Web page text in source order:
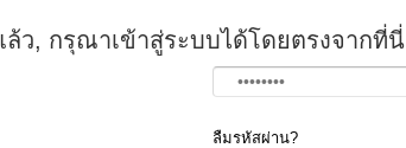
ว, กรุณาเข้าสู่ระบบได้โดยตรงจากที่นี่
ลืมรหัสผ่าน?